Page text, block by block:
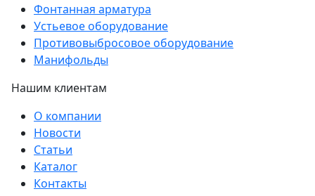
Фонтанная арматура
Устьевое оборудование
Противовыбросовое оборудование
Манифольды
Нашим клиентам
О компании
Новости
Статьи
Каталог
Контакты